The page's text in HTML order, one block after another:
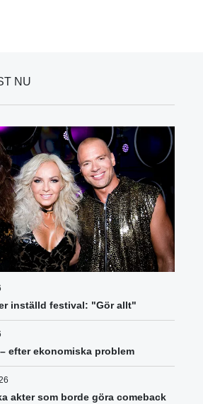
NU
inställd festival: "Gör allt"
efter ekonomiska problem
akter som borde göra comeback